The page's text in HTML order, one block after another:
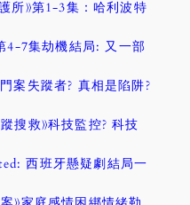
所》第1-3集：哈利波特
4-7集劫機結局: 又一部
門案失蹤者? 真相是陷阱?
搜救》科技監控? 科技
西班牙懸疑劇結局一